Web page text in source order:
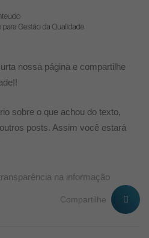
nossa página e compartilhe
sobre o que achou do texto,
posts. Assim você estará
na informação
Compartilhe